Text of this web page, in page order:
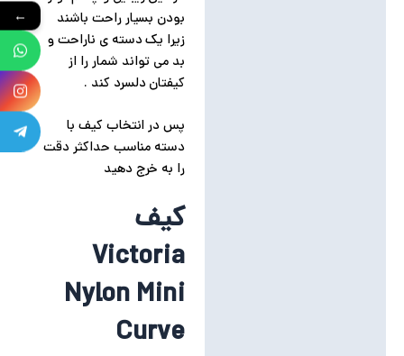
بودن بسیار راحت باشند
زیرا یک دسته ی ناراحت و
بد می تواند شمار را از
کیفتان دلسرد کند .
پس در انتخاب کیف با
دسته مناسب حداکثر دقت
را به خرج دهید
کیف
Victoria
Nylon Mini
Curve
←